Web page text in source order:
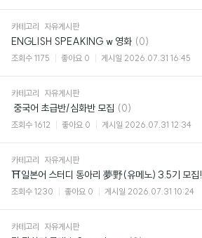
카테고리 자유게시판
ENGLISH SPEAKING w 영화 댓
글
(0)
조회수 1175 좋아요 0 게시일 2026.07.31 16:45
카테고리 자유게시판
​ 중국어 초급반/심화반 모집 댓
글
(0)
조회수 1612 좋아요 0 게시일 2026.07.31 12:34
카테고리 자유게시판
⛩일본어 스터디 동아리 夢野(유메노) 3.5기 모집!
조회수 1230 좋아요 0 게시일 2026.07.31 10:24
카테고리 자유게시판